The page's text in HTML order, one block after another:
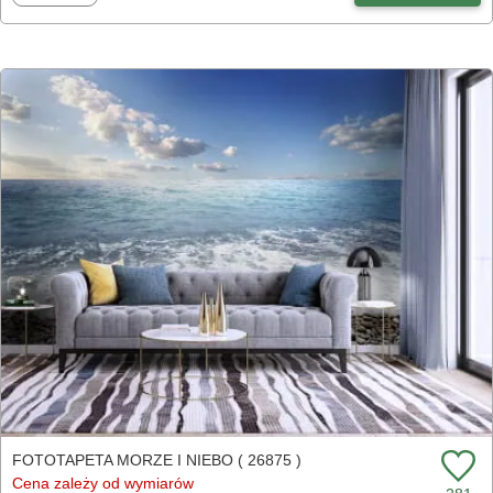
FOTOTAPETA MORZE I NIEBO ( 26875 )
Cena zależy od wymiarów